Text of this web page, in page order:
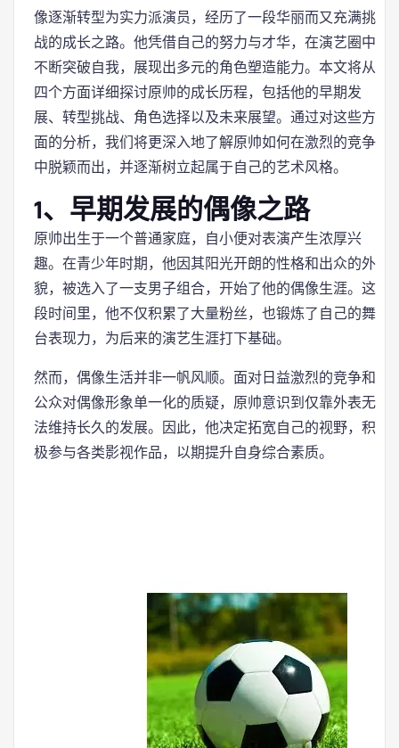
像逐渐转型为实力派演员，经历了一段华丽而又充满挑
战的成长之路。他凭借自己的努力与才华，在演艺圈中
不断突破自我，展现出多元的角色塑造能力。本文将从
四个方面详细探讨原帅的成长历程，包括他的早期发
展、转型挑战、角色选择以及未来展望。通过对这些方
面的分析，我们将更深入地了解原帅如何在激烈的竞争
中脱颖而出，并逐渐树立起属于自己的艺术风格。
1、早期发展的偶像之路
原帅出生于一个普通家庭，自小便对表演产生浓厚兴
趣。在青少年时期，他因其阳光开朗的性格和出众的外
貌，被选入了一支男子组合，开始了他的偶像生涯。这
段时间里，他不仅积累了大量粉丝，也锻炼了自己的舞
台表现力，为后来的演艺生涯打下基础。
然而，偶像生活并非一帆风顺。面对日益激烈的竞争和
公众对偶像形象单一化的质疑，原帅意识到仅靠外表无
法维持长久的发展。因此，他决定拓宽自己的视野，积
极参与各类影视作品，以期提升自身综合素质。